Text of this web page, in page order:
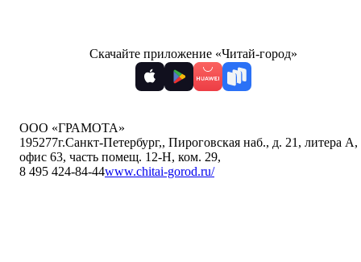
Скачайте приложение «Читай-город»
ООО «ГРАМОТА»
195277г.Санкт-Петербург,, Пироговская наб., д. 21, литера А,
офис 63, часть помещ. 12-Н, ком. 29,
8 495 424-84-44www.chitai-gorod.ru/